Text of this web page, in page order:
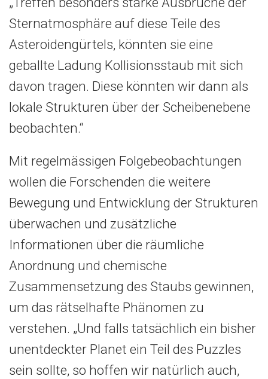
Sternatmosphäre auf diese Teile des
Asteroidengürtels, könnten sie eine
geballte Ladung Kollisionsstaub mit sich
davon tragen. Diese könnten wir dann als
lokale Strukturen über der Scheibenebene
beobachten.“
Mit regelmässigen Folgebeobachtungen
wollen die Forschenden die weitere
Bewegung und Entwicklung der Strukturen
überwachen und zusätzliche
Informationen über die räumliche
Anordnung und chemische
Zusammensetzung des Staubs gewinnen,
um das rätselhafte Phänomen zu
verstehen. „Und falls tatsächlich ein bisher
unentdeckter Planet ein Teil des Puzzles
sein sollte, so hoffen wir natürlich auch,